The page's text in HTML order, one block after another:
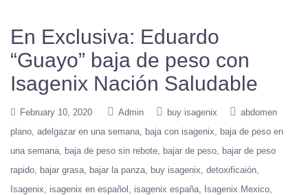
En Exclusiva: Eduardo
“Guayo” baja de peso con
Isagenix Nación Saludable
February 10, 2020 Admin buy isagenix
abdomen
plano adelgazar en una semana baja con isagenix
baja de peso en
una semana
baja de peso sin rebote bajar de peso
bajar de peso
rapido
bajar grasa bajar la panza buy isagenix detoxificaión
Isagenix
isagenix en español isagenix españa
Isagenix Mexico